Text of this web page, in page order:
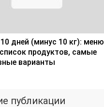
дней (минус 10 кг): меню
продуктов, самые
варианты
публикации